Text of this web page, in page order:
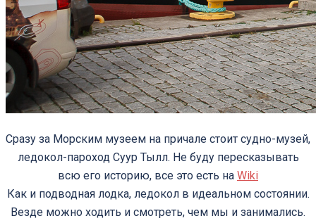
Сразу за Морским музеем на причале стоит судно-музей,
ледокол-пароход Суур Тылл. Не буду пересказывать
всю его историю, все это есть на Wiki
Как и подводная лодка, ледокол в идеальном состоянии.
Везде можно ходить и смотреть, чем мы и занимались.